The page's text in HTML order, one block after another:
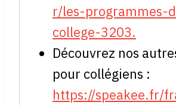
r/les-programmes-
college-3203.
Découvrez nos
pour collégiens :
https://speakee.fr/